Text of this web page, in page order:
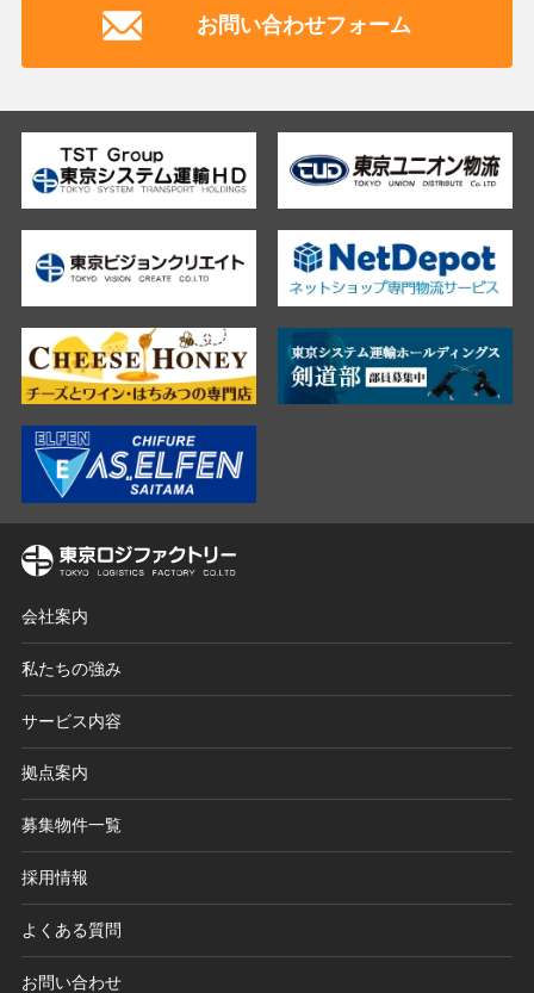
お問い合わせフォーム
会社案内
私たちの強み
サービス内容
拠点案内
募集物件一覧
採用情報
よくある質問
お問い合わせ